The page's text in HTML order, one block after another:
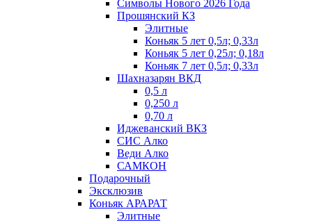
Символы Нового 2026 Года
Прошянский КЗ
Элитные
Коньяк 5 лет 0,5л; 0,33л
Коньяк 5 лет 0,25л; 0,18л
Коньяк 7 лет 0,5л; 0,33л
Шахназарян ВКД
0,5 л
0,250 л
0,70 л
Иджеванский ВКЗ
СИС Алко
Веди Алко
САМКОН
Подарочный
Эксклюзив
Коньяк АРАРАТ
Элитные